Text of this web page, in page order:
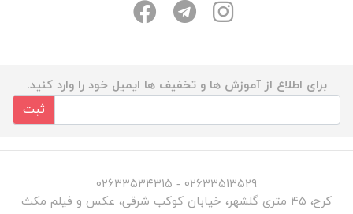
برای اطلاع از آموزش ها و تخفیف ها ایمیل خود را وارد کنید.
ثبت
۰۲۶۳۳۵۱۳۵۲۹ - ۰۲۶۳۳۵۳۴۳۱۵
کرج، ۴۵ متری گلشهر، خیابان کوکب شرقی، عکس و فیلم مکث